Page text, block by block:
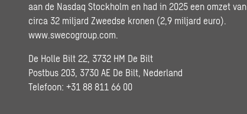
aan de Nasdaq Stockholm en had in 2025 een omzet van
circa 32 miljard Zweedse kronen (2,9 miljard euro).
www.swecogroup.com
De Holle Bilt 22, 3732 HM De Bilt
Postbus 203, 3730 AE De Bilt, Nederland
Telefoon: +31 88 811 66 00